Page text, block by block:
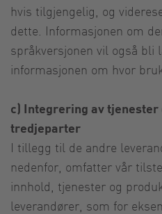
hvis tilgjengelig, og
dette. Informasjonen om
språkversjonen vil også bli
informasjonen om hvor
c) Integrering av tjenester
tredjeparter
I tillegg til de andre
nedenfor, omfatter vår
innhold, tjenester og
leverandører, som for